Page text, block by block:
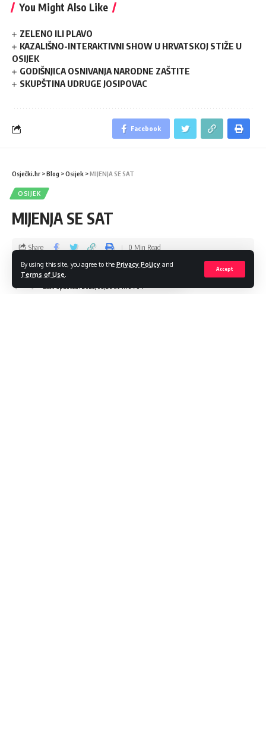
By using this site, you agree to the Privacy Policy and
Terms of Use
Accept
You Might Also Like
ZELENO ILI PLAVO
KAZALIŠNO-INTERAKTIVNI SHOW U HRVATSKOJ STIŽE U
OSIJEK
GODIŠNJICA OSNIVANJA NARODNE ZAŠTITE
SKUPŠTINA UDRUGE JOSIPOVAC
Facebook
Osječki.hr >Blog >Osijek >MIJENJA SE SAT
OSIJEK
MIJENJA SE SAT
Last updated: 2023/03/26 at 1:10 AM
admin
Share 0 Min Read